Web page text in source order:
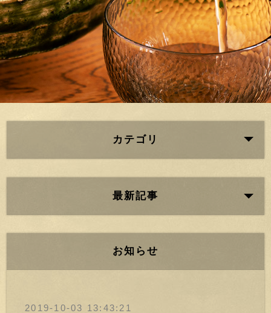
カテゴリ
最新記事
お知らせ
2019-10-03 13:43:21